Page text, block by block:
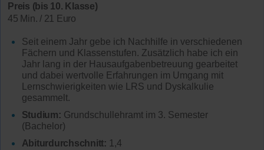
Preis (bis 10. Klasse)
45 Min. / 21 Euro
Seit einem Jahr gebe ich Nachhilfe in verschiedenen
Fächern und Klassenstufen. Zusätzlich habe ich ein
Jahr lang in der Hausaufgabenbetreuung gearbeitet
und dabei wertvolle Erfahrungen im Umgang mit
Lernschwierigkeiten wie LRS und Dyskalkulie
gesammelt.
Studium: Grundschullehramt im 3. Semester
(Bachelor)
Abiturdurchschnitt: 1,4